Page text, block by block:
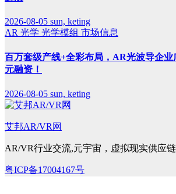
2026-08-05 sun, keting
AR 光学 光学模组 市场信息
百万套级产线+全彩布局，AR光波导企业
元融资！
2026-08-05 sun, keting
艾邦AR/VR网
AR/VR行业交流,元宇宙，虚拟现实供应链
粤ICP备17004167号